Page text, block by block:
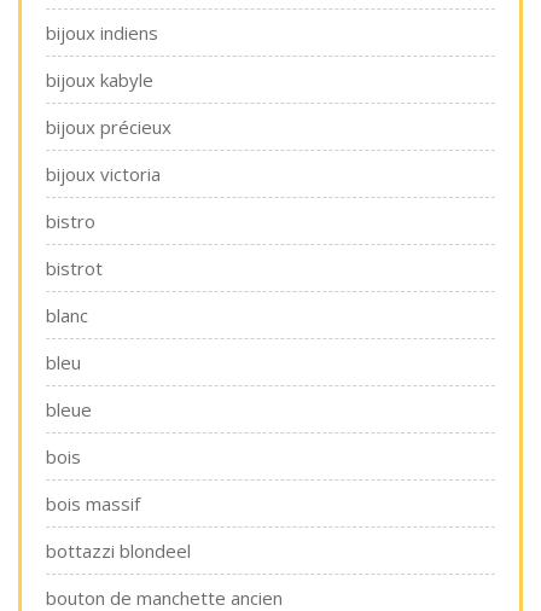
bijoux indiens
bijoux kabyle
bijoux précieux
bijoux victoria
bistro
bistrot
blanc
bleu
bleue
bois
bois massif
bottazzi blondeel
bouton de manchette ancien